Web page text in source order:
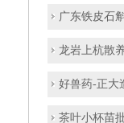
广东铁皮石
龙岩上杭散
好兽药-正大
茶叶小杯苗